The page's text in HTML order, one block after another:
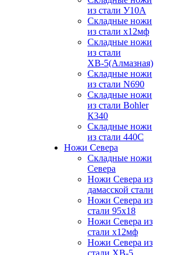
из стали У10А
Складные ножи
из стали х12мф
Складные ножи
из стали
ХВ-5(Алмазная)
Складные ножи
из стали N690
Складные ножи
из стали Bohler
К340
Складные ножи
из стали 440С
Ножи Севера
Складные ножи
Севера
Ножи Севера из
дамасской стали
Ножи Севера из
стали 95х18
Ножи Севера из
стали х12мф
Ножи Севера из
стали ХВ-5